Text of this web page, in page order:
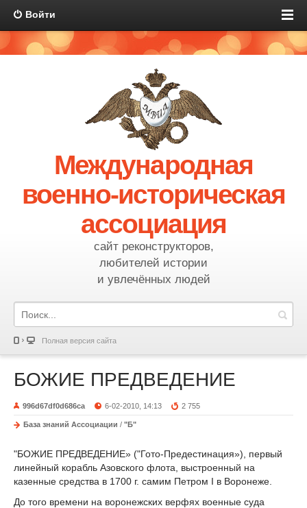
Войти
Международная
военно-историческая
ассоциация
сайт реконструкторов,
любителей истории
и увлечённых людей
Полная версия сайта
БОЖИЕ ПРЕДВЕДЕНИЕ
996d67df0d686ca 6-02-2010, 14:13 2 755
База знаний Ассоциации / "Б"
"БОЖИЕ ПРЕДВЕДЕНИЕ» ("Гото-Предестинация»), первый
линейный корабль Азовского флота, выстроенный на
казенные средства в 1700 г. самим Петром I в Воронеже.
До того времени на воронежских верфях военные суда